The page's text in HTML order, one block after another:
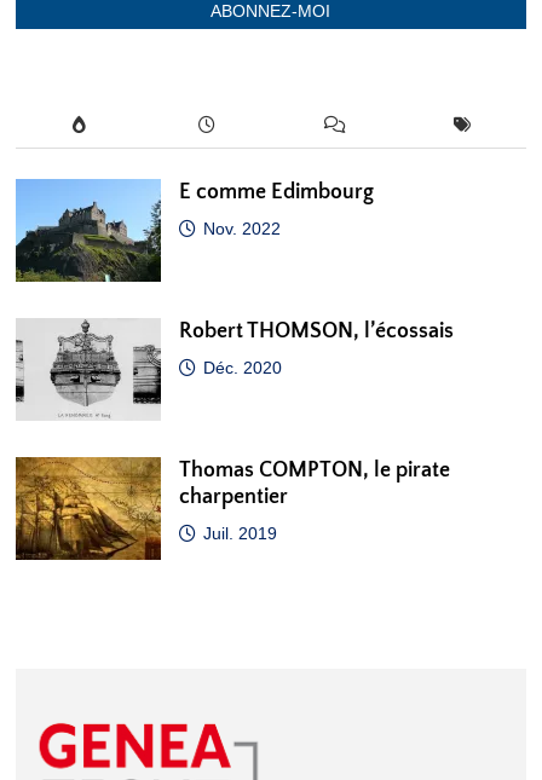
ABONNEZ-MOI
E comme Edimbourg
Nov. 2022
Robert THOMSON, l’écossais
Déc. 2020
Thomas COMPTON, le pirate
charpentier
Juil. 2019